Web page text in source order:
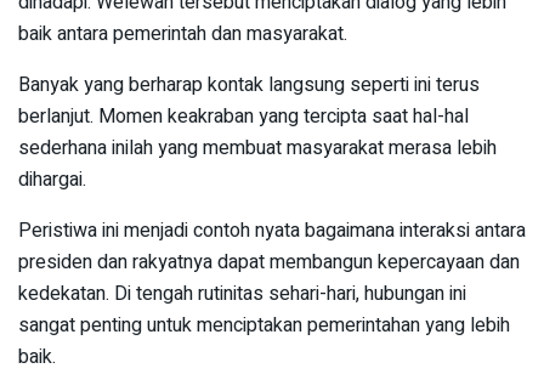
baik antara pemerintah dan masyarakat.
Banyak yang berharap kontak langsung seperti ini terus
berlanjut. Momen keakraban yang tercipta saat hal-hal
sederhana inilah yang membuat masyarakat merasa lebih
dihargai.
Peristiwa ini menjadi contoh nyata bagaimana interaksi antara
presiden dan rakyatnya dapat membangun kepercayaan dan
kedekatan. Di tengah rutinitas sehari-hari, hubungan ini
sangat penting untuk menciptakan pemerintahan yang lebih
baik.